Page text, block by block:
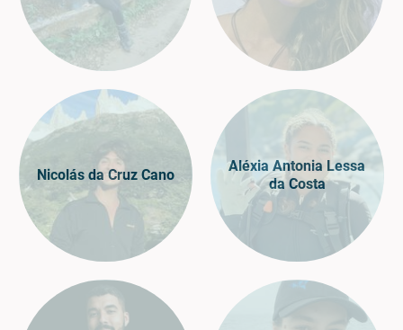
Nicolás da Cruz Cano
Aléxia Antonia Lessa
da Costa